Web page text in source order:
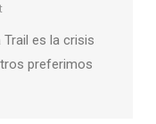
es la crisis
preferimos